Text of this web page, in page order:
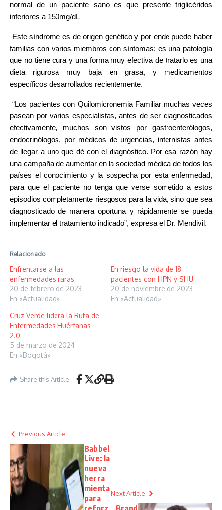
normal de un paciente sano es que presente triglicéridos
inferiores a 150mg/dL
Este síndrome es de origen genético y por ende puede haber
familias con varios miembros con síntomas; es una patología
que no tiene cura y una forma muy efectiva de tratarlo es una
dieta rigurosa muy baja en grasa, y medicamentos
específicos desarrollados recientemente.
“Los pacientes con Quilomicronemia Familiar muchas veces
pasean por varios especialistas, antes de ser diagnosticados
efectivamente, muchos son vistos por gastroenterólogos,
endocrinólogos, por médicos de urgencias, internistas antes
de llegar a uno que dé con el diagnóstico. Por esa razón hay
una campaña de aumentar en la sociedad médica de todos los
países el conocimiento y la sospecha por esta enfermedad,
para que el paciente no tenga que verse sometido a estos
episodios completamente riesgosos para la vida, sino que sea
diagnosticado de manera oportuna y rápidamente se pueda
implementar el tratamiento indicado”, expresa el Dr. Mendivil.
Relacionado
Enfrentarse a las
enfermedades raras
20 de febrero de 2023
En «Actualidad»
En riesgo la vida de 18
pacientes con HPN y SHU
20 de noviembre de 2023
En «Actualidad»
Cruz Verde lidera la Ruta de
Enfermedades Huérfanas
2.0
5 de marzo de 2024
En «Bogotá»
Share this Article
Previous Article
Babbel
Live: la
nueva
herra
mienta
para
reforz
Next Article
Brand